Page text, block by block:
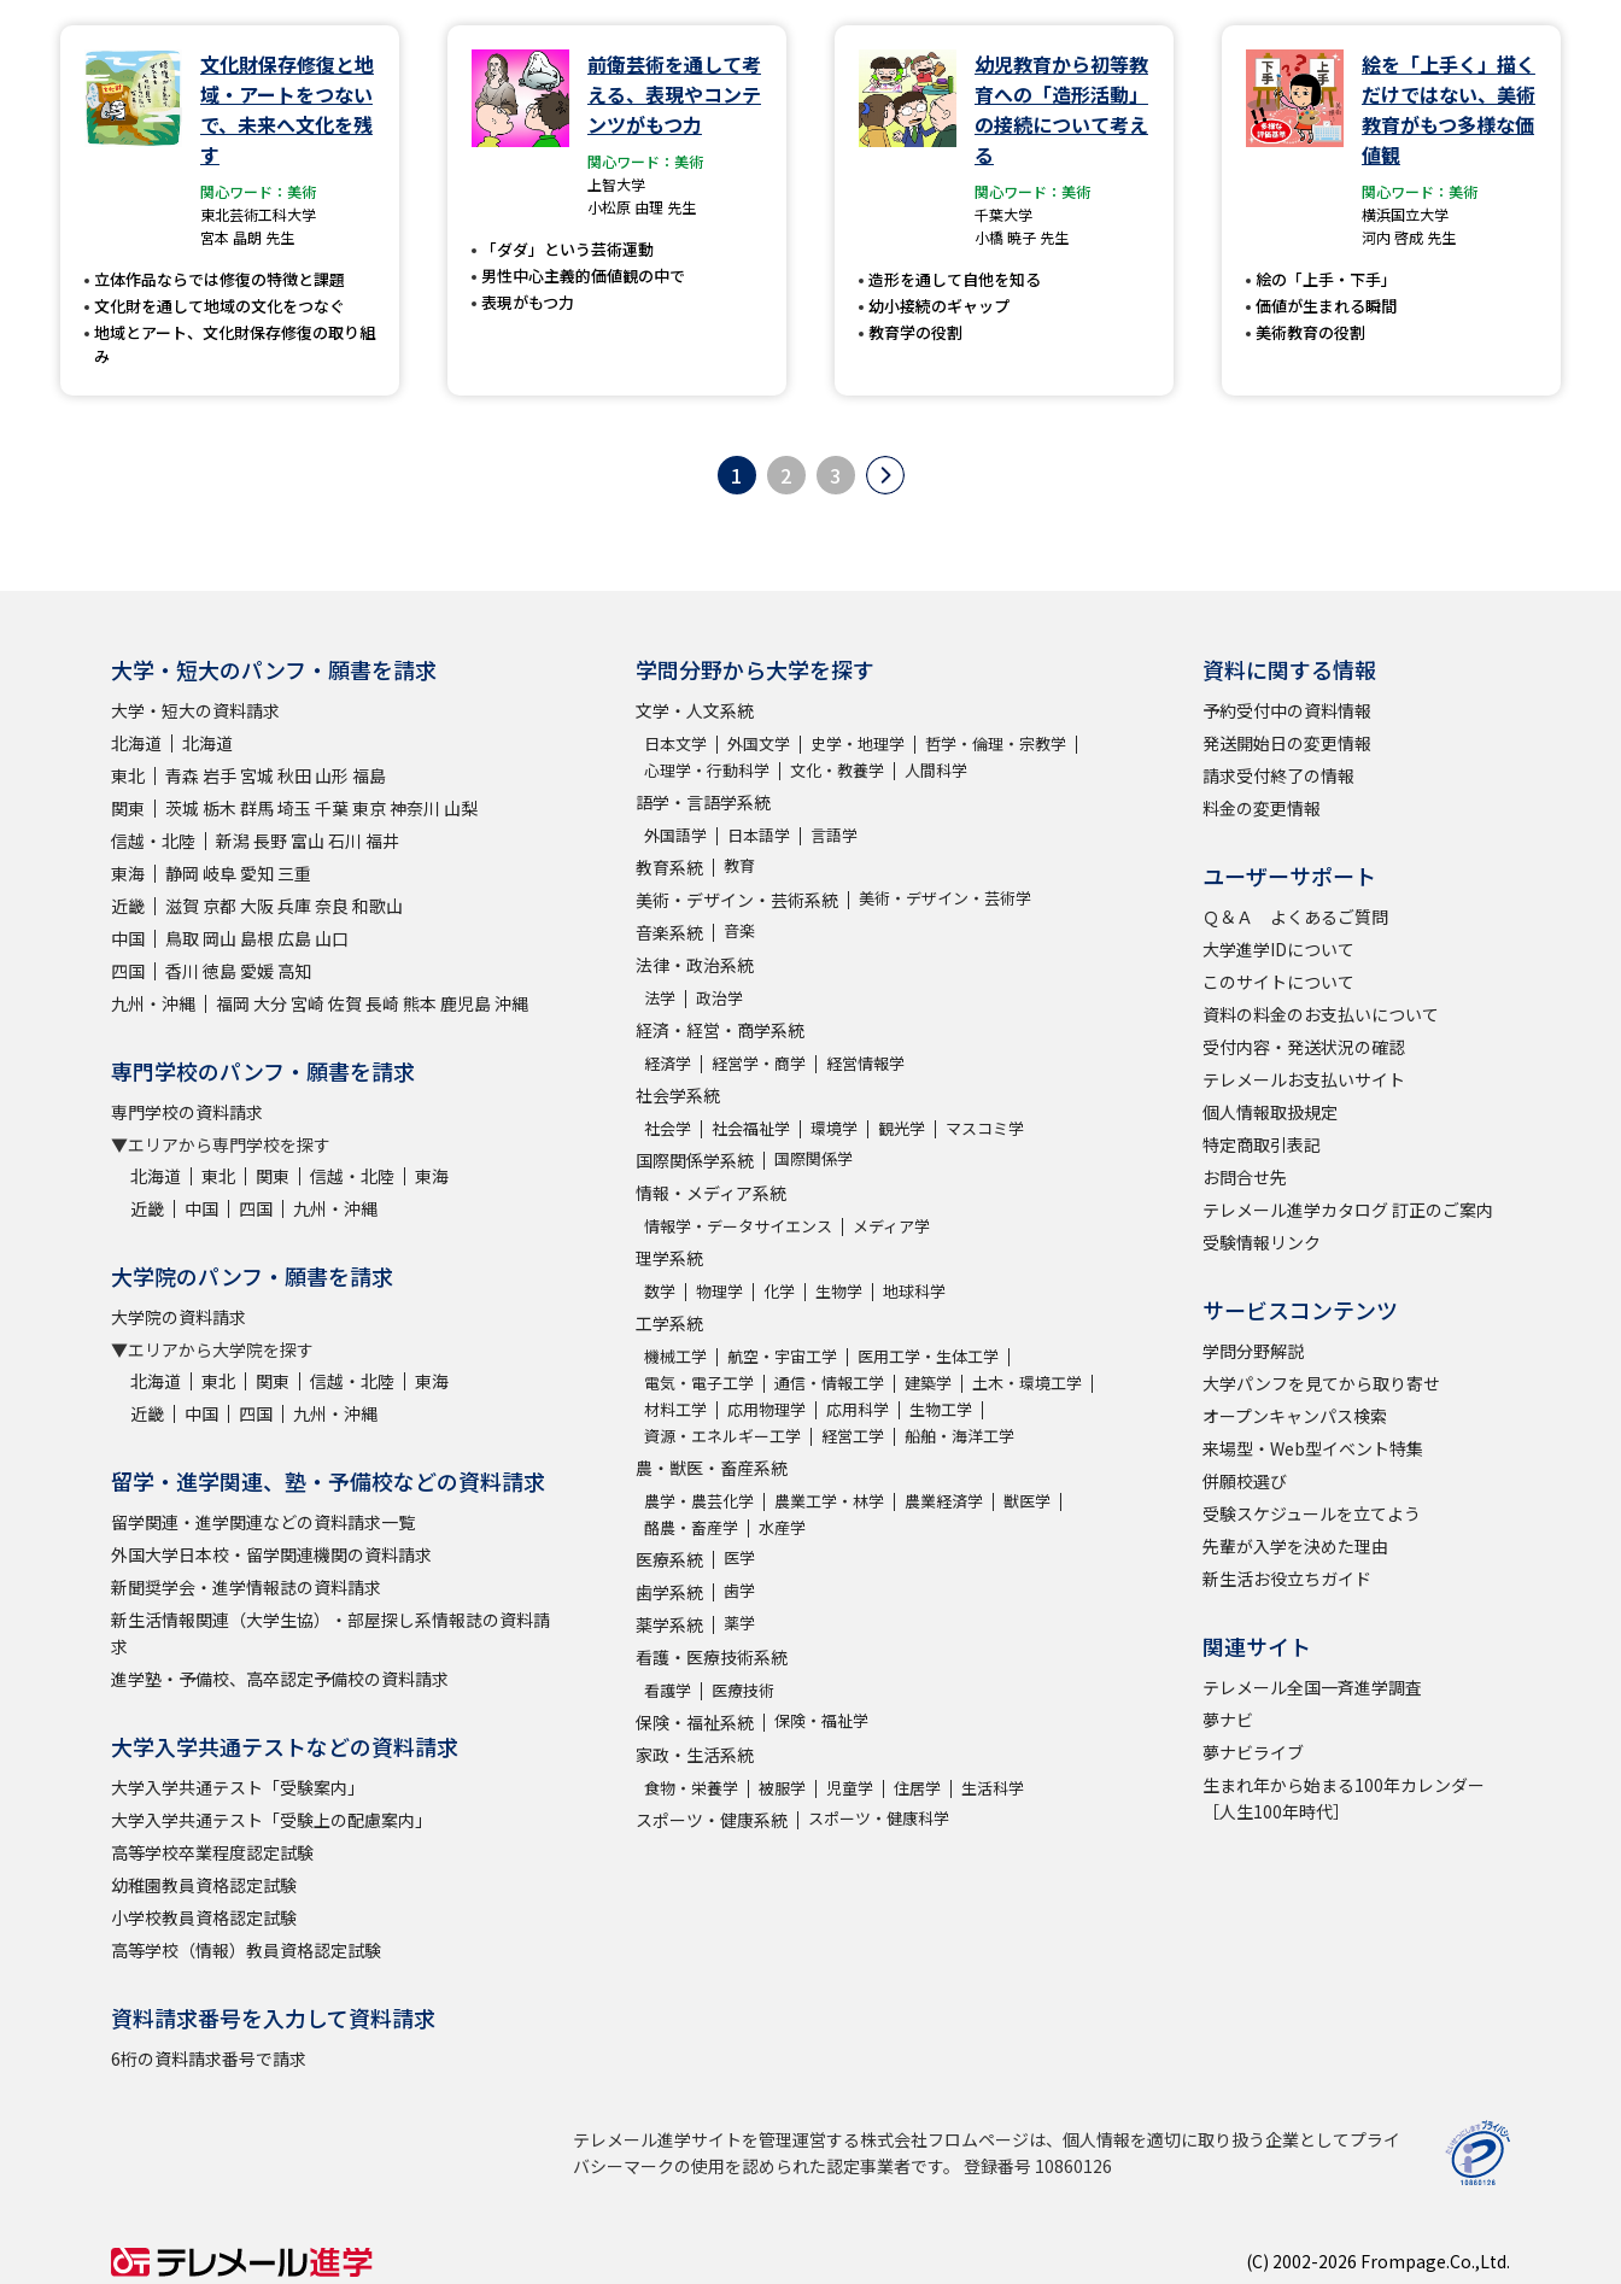
個人情報取扱規定
特定商取引表記 お問合せ先 テレメール進学カタログ 訂正のご案内
受験情報リンク
文化財保存修復と地
域・アートをつない
で、未来へ文化を残
す
関心ワード：美術
東北芸術工科大学
宮本 晶朗 先生
立体作品ならでは修復の特徴と課題
文化財を通して地域の文化をつなぐ
地域とアート、文化財保存修復の取り組
み
前衛芸術を通して考
える、表現やコンテ
ンツがもつ力
関心ワード：美術
上智大学
小松原 由理 先生
「ダダ」という芸術運動
男性中心主義的価値観の中で
表現がもつ力
幼児教育から初等教
育への「造形活動」
の接続について考え
る
関心ワード：美術
千葉大学
小橋 暁子 先生
造形を通して自他を知る
幼小接続のギャップ
教育学の役割
絵を「上手く」描く
だけではない、美術
教育がもつ多様な価
値観
関心ワード：美術
横浜国立大学
河内 啓成 先生
絵の「上手・下手」
価値が生まれる瞬間
美術教育の役割
1 2 3
大学・短大のパンフ・願書を請求
大学・短大の資料請求
北海道
北海道
東北
青森 岩手 宮城 秋田 山形 福島
関東
茨城 栃木 群馬埼玉 千葉東京神奈川 山梨
信越・北陸
新潟長野 富山 石川 福井
東海
静岡 岐阜 愛知 三重
近畿
滋賀 京都 大阪兵庫奈良 和歌山
中国
鳥取 岡山 島根 広島 山口
四国
香川 徳島 愛媛 高知
九州・沖縄
福岡 大分 宮崎 佐賀 長崎 熊本 鹿児島沖縄
専門学校のパンフ・願書を請求
専門学校の資料請求
▼エリアから専門学校を探す
北海道
東北 関東 信越・北陸
東海
近畿
中国 四国 九州・沖縄
大学院のパンフ・願書を請求
大学院の資料請求
▼エリアから大学院を探す
北海道
東北 関東 信越・北陸
東海
近畿
中国 四国 九州・沖縄
留学・進学関連、塾・予備校などの資料請求
留学関連・進学関連などの資料請求一覧
外国大学日本校・留学関連機関の資料請求
新聞奨学会・進学情報誌の資料請求
新生活情報関連（大学生協）・部屋探し系情報誌の資料請
求
進学塾・予備校、高卒認定予備校の資料請求
大学入学共通テストなどの資料請求
大学入学共通テスト「受験案内」
大学入学共通テスト「受験上の配慮案内」
高等学校卒業程度認定試験
幼稚園教員資格認定試験
小学校教員資格認定試験
高等学校（情報）教員資格認定試験
資料請求番号を入力して資料請求
6桁の資料請求番号で請求
学問分野から大学を探す
文学・人文系統
日本文学 外国文学 史学・地理学
哲学・倫理・宗教学
心理学・行動科学
文化・教養学 人間科学
語学・言語学系統
外国語学 日本語学 言語学
教育系統 教育
美術・デザイン・芸術系統 美術・デザイン・芸術学
音楽系統 音楽
法律・政治系統
法学 政治学
経済・経営・商学系統
経済学 経営学・商学 経営情報学
社会学系統
社会学 社会福祉学 環境学 観光学 マスコミ学
国際関係学系統 国際関係学
情報・メディア系統
情報学・データサイエンス メディア学
理学系統
数学 物理学 化学 生物学 地球科学
工学系統
機械工学 航空・宇宙工学
医用工学・生体工学
電気・電子工学
通信・情報工学 建築学
土木・環境工学
材料工学
応用物理学 応用科学
生物工学
資源・エネルギー工学
経営工学 船舶・海洋工学
農・獣医・畜産系統
農学・農芸化学 農業工学・林学 農業経済学
獣医学
酪農・畜産学
水産学
医療系統 医学
歯学系統 歯学
薬学系統 薬学
看護・医療技術系統
看護学 医療技術
保険・福祉系統 保険・福祉学
家政・生活系統
食物・栄養学 被服学 児童学 住居学 生活科学
スポーツ・健康系統 スポーツ・健康科学
資料に関する情報
予約受付中の資料情報
発送開始日の変更情報
請求受付終了の情報
料金の変更情報
ユーザーサポート
Ｑ＆Ａ よくあるご質問
大学進学IDについて
このサイトについて
資料の料金のお支払いについて
受付内容・発送状況の確認
テレメールお支払いサイト
個人情報取扱規定
特定商取引表記
お問合せ先
テレメール進学カタログ 訂正のご案内
受験情報リンク
サービスコンテンツ
学問分野解説
大学パンフを見てから取り寄せ
オープンキャンパス検索
来場型・Web型イベント特集
併願校選び
受験スケジュールを立てよう
先輩が入学を決めた理由
新生活お役立ちガイド
関連サイト
テレメール全国一斉進学調査
夢ナビ
夢ナビライブ
生まれ年から始まる100年カレンダー
［人生100年時代］
テレメール進学サイトを管理運営する株式会社フロムページは、個人情報を適切に取り扱う企業としてプライ
バシーマークの使用を認められた認定事業者です。 登録番号 10860126
(C) 2002-2026 Frompage.Co.,Ltd.